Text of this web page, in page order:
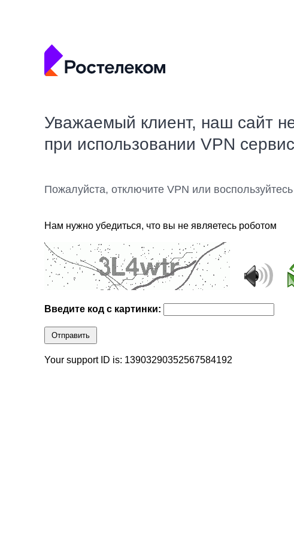
Уважаемый клиент, наш сайт
при использовании VPN
Пожалуйста, отключите VPN или
Нам нужно убедиться, что вы не являетесь роботом
Введите код с картинки:
Отправить
Your support ID is: 13903290352567584192